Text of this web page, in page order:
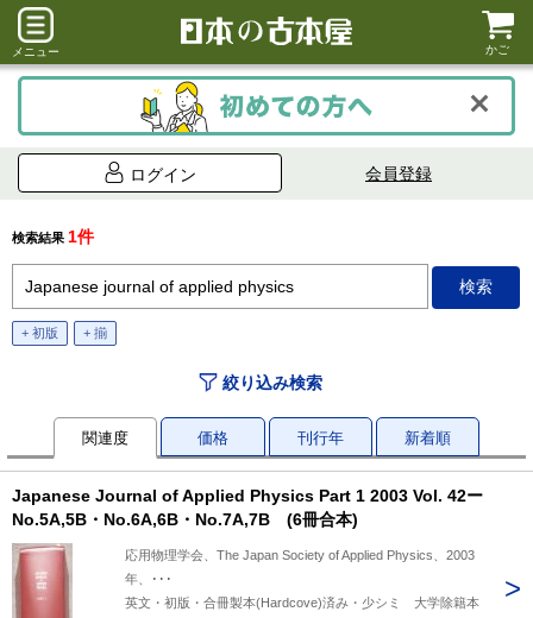
メニュー かご
ログイン 会員登録
検索結果 1件
+ 初版 + 揃
絞り込み検索
関連度 価格 刊行年 新着順
Japanese Journal of Applied Physics Part 1 2003 Vol. 42ー
No.5A,5B・No.6A,6B・No.7A,7B (6冊合本)
応用物理学会、The Japan Society of Applied Physics、2003
年、･･･
英文・初版・合冊製本(Hardcove)済み・少シミ 大学除籍本